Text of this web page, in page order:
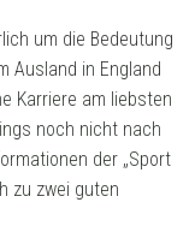
um die Bedeutung
Ausland in England
Karriere am liebsten
noch nicht nach
der „Sport
zu zwei guten